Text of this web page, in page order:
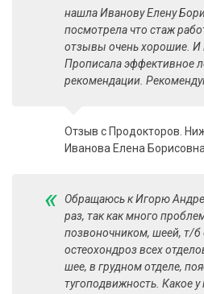
нашла Иванову Елену
посмотрела что стаж
отзывы очень хорошие. И
Прописала эффективное
рекомендации.
Отзыв с Продокторов.
Иванова Елена Борисовна
«
Обращаюсь к Игорю
раз, так как много
позвоночником, шеей, т/б
остеохондроз всех
шее, в грудном отделе,
тугоподвижность. Какое